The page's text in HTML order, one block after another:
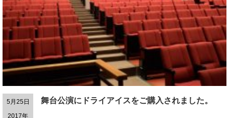
5月25日
2017年
舞台公演にドライアイスをご購入されました。